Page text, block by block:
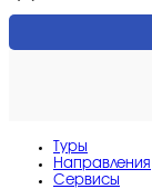
Туры
Направления
Сервисы